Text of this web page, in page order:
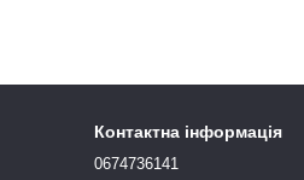
Контактна інформація
0674736141